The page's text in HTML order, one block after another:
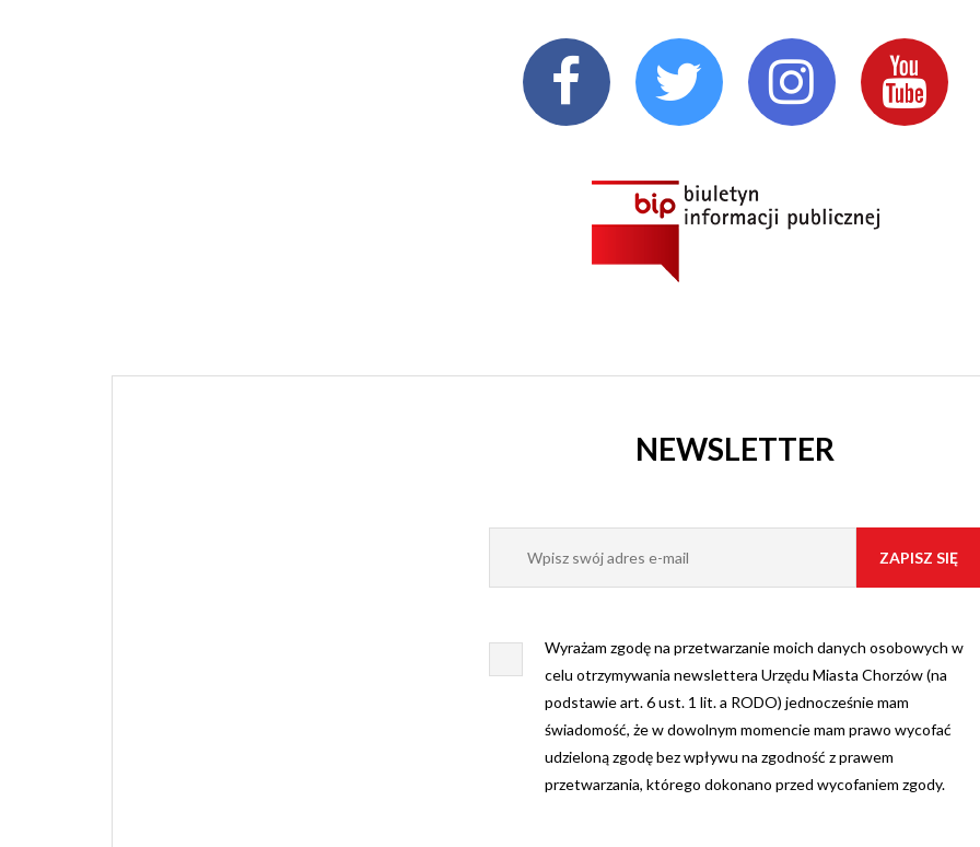
NEWSLETTER
Wyrażam zgodę na przetwarzanie moich danych osobowych w
celu otrzymywania newslettera Urzędu Miasta Chorzów (na
podstawie art. 6 ust. 1 lit. a RODO) jednocześnie mam
świadomość, że w dowolnym momencie mam prawo wycofać
udzieloną zgodę bez wpływu na zgodność z prawem
przetwarzania, którego dokonano przed wycofaniem zgody.